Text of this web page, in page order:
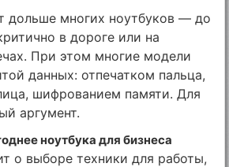
дольше многих ноутбуков — до
в дороге или на
При этом многие модели
данных: отпечатком пальца,
шифрованием памяти. Для
аргумент.
ноутбука для бизнеса
о выборе техники для работы,